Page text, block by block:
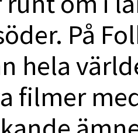
På
hela
filmer